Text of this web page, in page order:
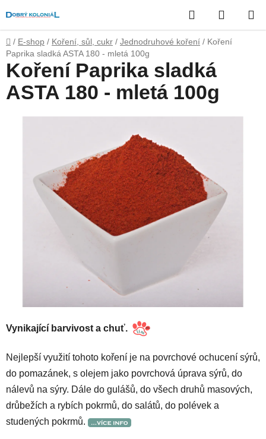
na
obsah
Hledat
KOŠÍK
Domů
/ E-shop / Koření, sůl, cukr / Jednodruhové koření / Koření
Paprika sladká ASTA 180 - mletá 100g
Vynikající barvivost a chuť.
Nejlepší využití tohoto koření je na povrchové ochucení sýrů,
do pomazánek, s olejem jako povrchová úprava sýrů, do
nálevů na sýry. Dále do gulášů, do všech druhů masových,
drůbežích a rybích pokrmů, do salátů, do polévek a
studených pokrmů.
Koření Paprika sladká
ASTA 180 - mletá 100g